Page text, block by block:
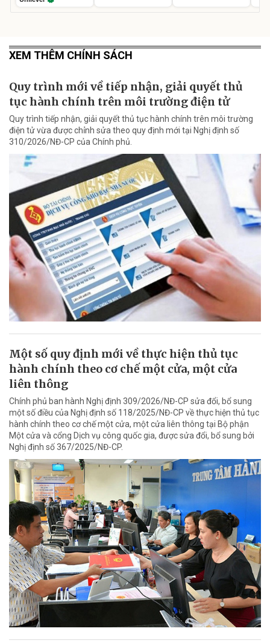
XEM THÊM CHÍNH SÁCH
Quy trình mới về tiếp nhận, giải quyết thủ
tục hành chính trên môi trường điện tử
Quy trình tiếp nhận, giải quyết thủ tục hành chính trên môi trường
điện tử vừa được chỉnh sửa theo quy định mới tại Nghị định số
310/2026/NĐ-CP của Chính phủ.
Một số quy định mới về thực hiện thủ tục
hành chính theo cơ chế một cửa, một cửa
liên thông
Chính phủ ban hành Nghị định 309/2026/NĐ-CP sửa đổi, bổ sung
một số điều của Nghị định số 118/2025/NĐ-CP về thực hiện thủ tục
hành chính theo cơ chế một cửa, một cửa liên thông tại Bộ phận
Một cửa và cổng Dịch vụ công quốc gia, được sửa đổi, bổ sung bởi
Nghị định số 367/2025/NĐ-CP.